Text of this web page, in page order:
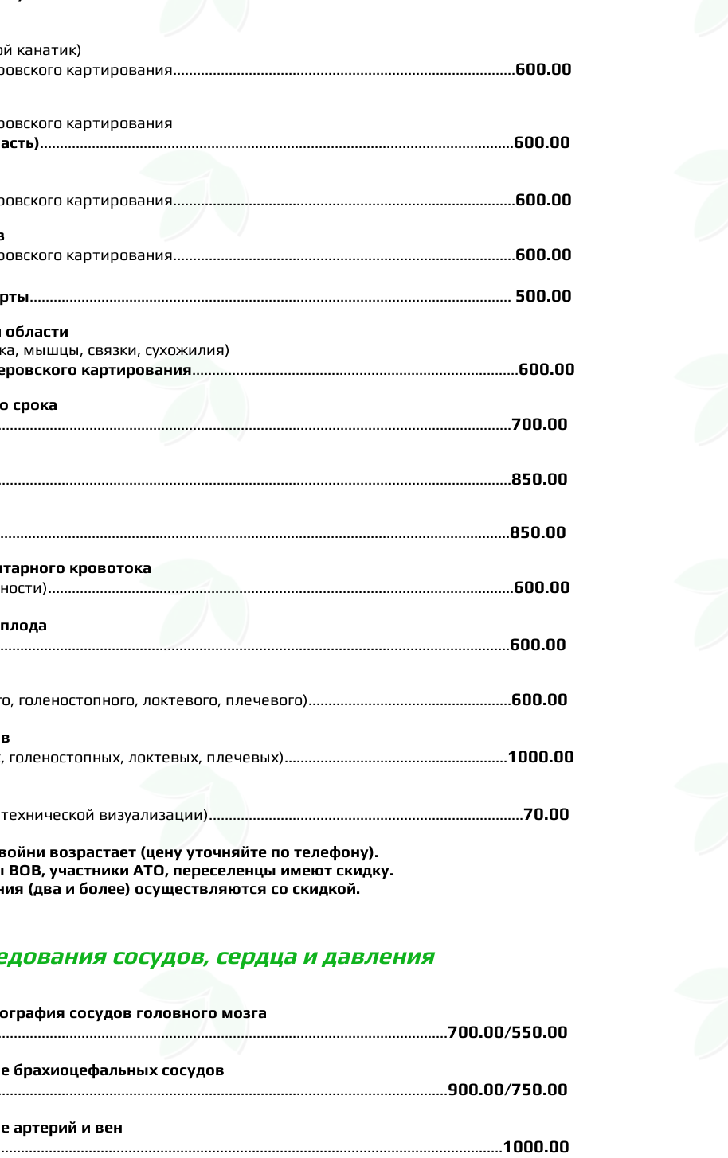
канатик)
картирования......................................................................................600.00
картирования
.......................................................................................................................600.00
картирования......................................................................................600.00
картирования......................................................................................600.00
......................................................................................................................... 500.00
мышцы, связки, сухожилия)
картирования..................................................................................600.00
срока
..............................................700.00
.............................................850.00
...............................................850.00
кровотока
.................................................600.00
.............................................................600.00
голеностопного, локтевого, плечевого)...................................................600.00
голеностопных, локтевых, плечевых)........................................................1000.00
технической визуализации)...............................................................................70.00
возрастает (цену уточняйте по телефону).
ВОВ, участники АТО, переселенцы имеют скидку.
(два и более) осуществляются со скидкой.
сосудов, сердца и давления
сосудов головного мозга
..................................................700.00/550.00
брахиоцефальных сосудов
......................................900.00/750.00
артерий и вен
..............................................1000.00